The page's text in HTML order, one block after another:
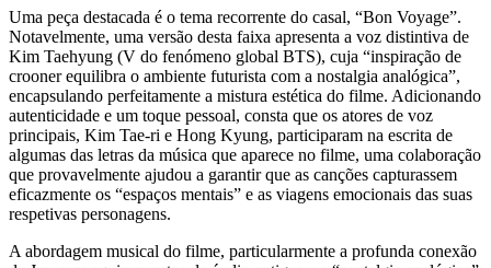
Uma peça destacada é o tema recorrente do casal, “Bon Voyage”.
Notavelmente, uma versão desta faixa apresenta a voz distintiva de
Kim Taehyung (V do fenómeno global BTS), cuja “inspiração de
crooner equilibra o ambiente futurista com a nostalgia analógica”,
encapsulando perfeitamente a mistura estética do filme. Adicionando
autenticidade e um toque pessoal, consta que os atores de voz
principais, Kim Tae-ri e Hong Kyung, participaram na escrita de
algumas das letras da música que aparece no filme, uma colaboração
que provavelmente ajudou a garantir que as canções capturassem
eficazmente os “espaços mentais” e as viagens emocionais das suas
respetivas personagens.
A abordagem musical do filme, particularmente a profunda conexão